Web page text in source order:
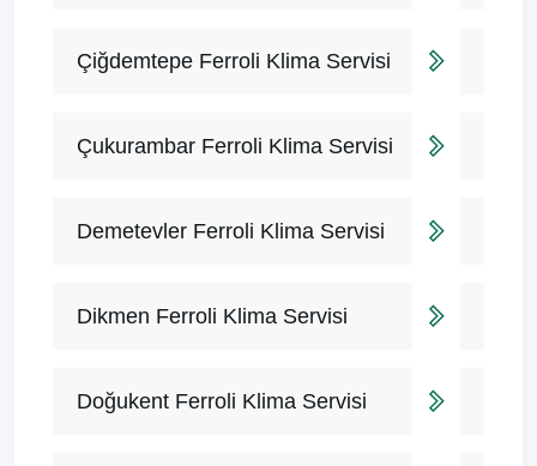
Çiğdemtepe Ferroli Klima Servisi
Çukurambar Ferroli Klima Servisi
Demetevler Ferroli Klima Servisi
Dikmen Ferroli Klima Servisi
Doğukent Ferroli Klima Servisi